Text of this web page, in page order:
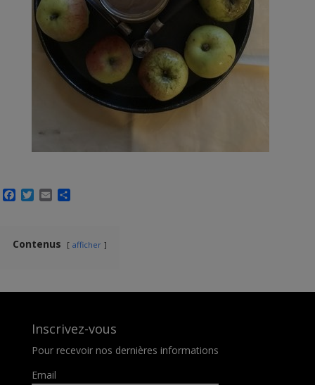
Facebook
Twitter
Email
Contenus afficher
Inscrivez-vous
Pour recevoir nos dernières informations
Email